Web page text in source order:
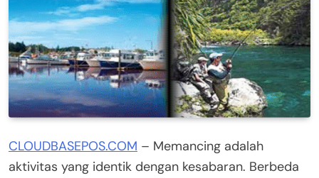
CLOUDBASEPOS.COM – Memancing adalah
aktivitas yang identik dengan kesabaran. Berbeda